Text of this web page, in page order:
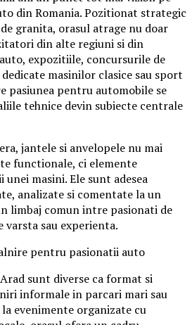
din Romania. Pozitionat strategic
granita, orasul atrage nu doar
din alte regiuni si din
expozitiile, concursurile de
masinilor clasice sau sport
pasiunea pentru automobile se
tehnice devin subiecte centrale
jantele si anvelopele nu mai
functionale, ci elemente
masini. Ele sunt adesea
analizate si comentate la un
limbaj comun intre pasionati de
varsta sau experienta.
pentru pasionatii auto
sunt diverse ca format si
informale in parcari mari sau
evenimente organizate cu